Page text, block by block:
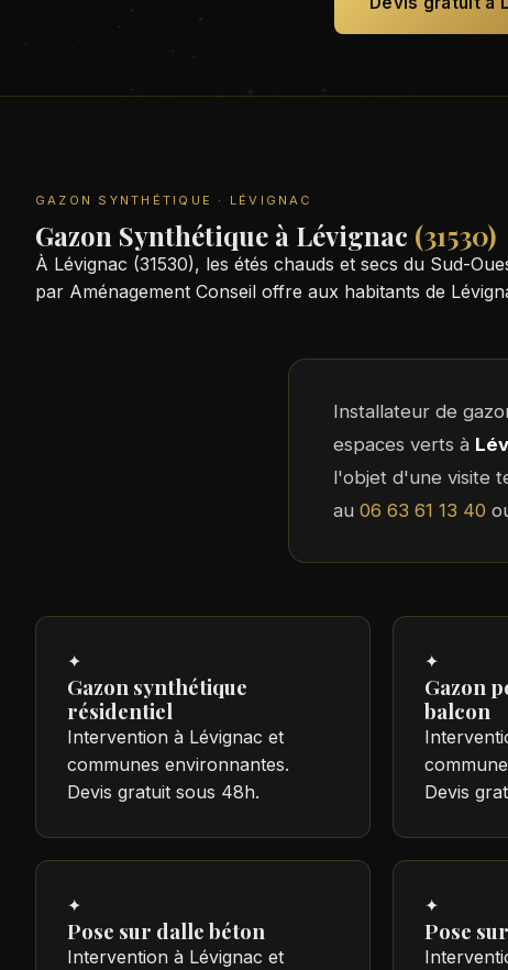
GAZON SYNTHÉTIQUE · LÉVIGNAC
Gazon Synthétique à Lévignac (31530)
À Lévignac (31530), les étés chauds et secs du Sud-
par Aménagement Conseil offre aux habitants de
Installateur de
espaces verts à
l'objet d'une visite
au 06 63 61 13 40
✦
Gazon synthétique
résidentiel
Intervention à Lévignac et
communes environnantes.
Devis gratuit sous 48h.
✦
Gazon
balcon
Devis
✦
Pose sur dalle béton
Intervention à Lévignac et
✦
Pose